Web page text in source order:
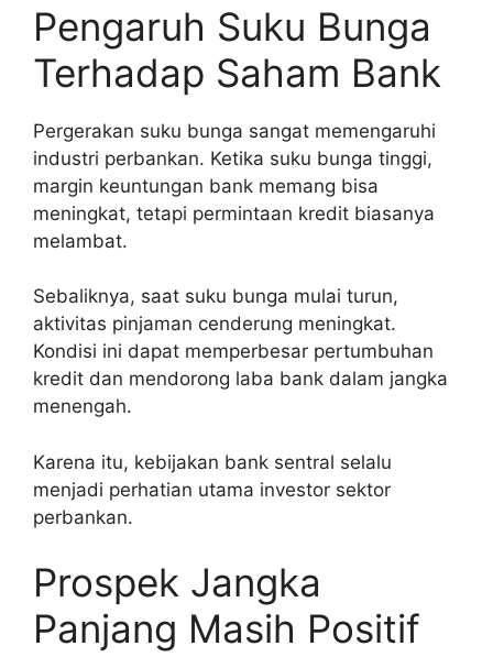
Pengaruh Suku Bunga
Terhadap Saham Bank
Pergerakan suku bunga sangat memengaruhi
industri perbankan. Ketika suku bunga tinggi,
margin keuntungan bank memang bisa
meningkat, tetapi permintaan kredit biasanya
melambat.
Sebaliknya, saat suku bunga mulai turun,
aktivitas pinjaman cenderung meningkat.
Kondisi ini dapat memperbesar pertumbuhan
kredit dan mendorong laba bank dalam jangka
menengah.
Karena itu, kebijakan bank sentral selalu
menjadi perhatian utama investor sektor
perbankan.
Prospek Jangka
Panjang Masih Positif